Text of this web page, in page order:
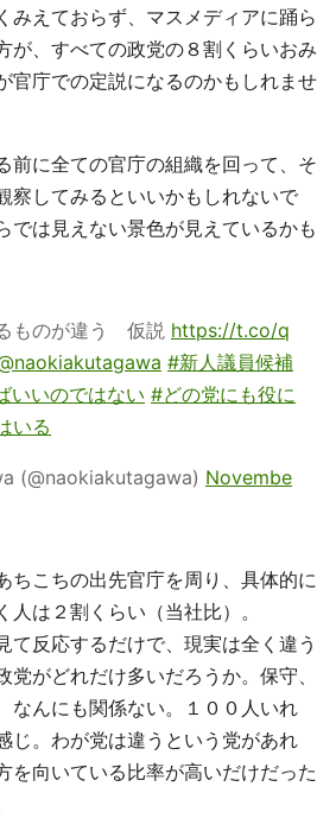
みえておらず、マスメディアに踊ら
が、すべての政党の８割くらいおみ
官庁での定説になるのかもしれませ
前に全ての官庁の組織を回って、そ
察してみるといいかもしれないで
では見えない景色が見えているかも
ものが違う 仮説 https://t.co/q
#新人議員候補
いいのではない #どの党にも役に
いる
(@naokiakutagawa) Novembe
ちこちの出先官庁を周り、具体的に
人は２割くらい（当社比）。
て反応するだけで、現実は全く違う
党がどれだけ多いだろうか。保守、
なんにも関係ない。１００人いれ
じ。わが党は違うという党があれ
を向いている比率が高いだけだった